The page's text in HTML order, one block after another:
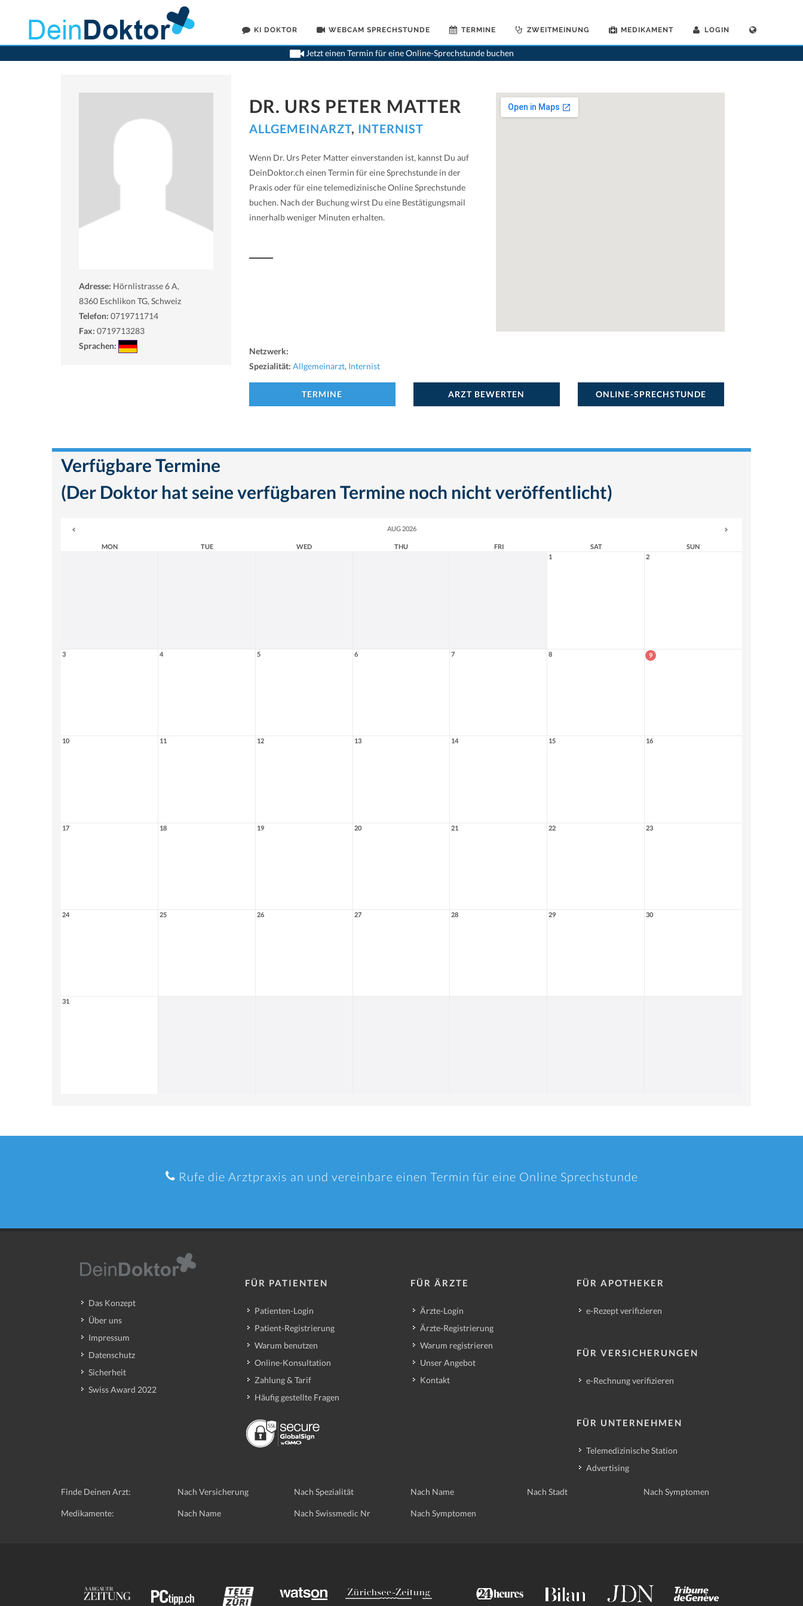
KI DOKTOR WEBCAM SPRECHSTUNDE TERMINE ZWEITMEINUNG MEDIKAMENT LOGIN
Jetzt einen Termin für eine Online-Sprechstunde buchen
>Allgemeinaerzte>Eschlikon TG>Dr. Urs Peter Matter>Termin mit Dr. Urs Peter Matter
Adresse: Hörnlistrasse 6 A,
8360 Eschlikon TG, Schweiz
Telefon: 0719711714
Fax: 0719713283
Sprachen:
DR. URS PETER MATTER
ALLGEMEINARZT, INTERNIST
Wenn Dr. Urs Peter Matter einverstanden ist, kannst Du auf
DeinDoktor.ch einen Termin für eine Sprechstunde in der
Praxis oder für eine telemedizinische Online Sprechstunde
buchen. Nach der Buchung wirst Du eine Bestätigungsmail
innerhalb weniger Minuten erhalten.
Netzwerk:
Spezialität: Allgemeinarzt, Internist
TERMINE ARZT BEWERTEN ONLINE-SPRECHSTUNDE
Verfügbare Termine
(Der Doktor hat seine verfügbaren Termine noch nicht veröffentlicht)
AUG 2026
MON TUE WED THU FRI SAT
SUN
1
2
3 4 5 6 7 8 9
10 11 12 13 14 15 16
17 18 19 20 21 22 23
24 25 26 27 28 29 30
31
Rufe die Arztpraxis an und vereinbare einen Termin für eine Online Sprechstunde
Das Konzept
Über uns
Impressum
Datenschutz
Sicherheit
Swiss Award 2022
FÜR PATIENTEN
Patienten-Login
Patient-Registrierung
Warum benutzen
Online-Konsultation
Zahlung & Tarif
Häufig gestellte Fragen
FÜR ÄRZTE
Ärzte-Login
Ärzte-Registrierung
Warum registrieren
Unser Angebot
Kontakt
FÜR APOTHEKER
e-Rezept verifizieren
FÜR VERSICHERUNGEN
e-Rechnung verifizieren
FÜR UNTERNEHMEN
Telemedizinische Station
Advertising
Finde Deinen Arzt: Nach Versicherung Nach Spezialität Nach Name Nach Stadt Nach Symptomen
Medikamente: Nach Name Nach Swissmedic Nr Nach Symptomen